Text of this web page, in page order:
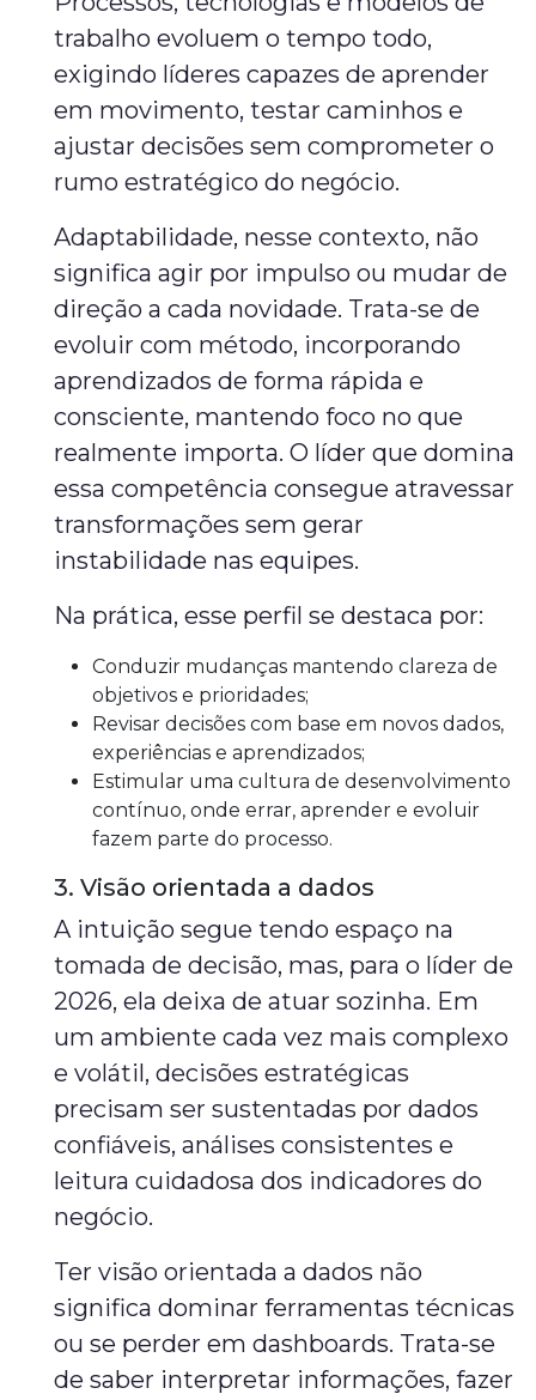
trabalho evoluem o tempo todo,
exigindo líderes capazes de aprender
em movimento, testar caminhos e
ajustar decisões sem comprometer o
rumo estratégico do negócio.
Adaptabilidade, nesse contexto, não
significa agir por impulso ou mudar de
direção a cada novidade. Trata-se de
evoluir com método, incorporando
aprendizados de forma rápida e
consciente, mantendo foco no que
realmente importa. O líder que domina
essa competência consegue atravessar
transformações sem gerar
instabilidade nas equipes.
Na prática, esse perfil se destaca por:
Conduzir mudanças mantendo clareza de
objetivos e prioridades;
Revisar decisões com base em novos dados,
experiências e aprendizados;
Estimular uma cultura de desenvolvimento
contínuo, onde errar, aprender e evoluir
fazem parte do processo.
3. Visão orientada a dados
A intuição segue tendo espaço na
tomada de decisão, mas, para o líder de
2026, ela deixa de atuar sozinha. Em
um ambiente cada vez mais complexo
e volátil, decisões estratégicas
precisam ser sustentadas por dados
confiáveis, análises consistentes e
leitura cuidadosa dos indicadores do
negócio.
Ter visão orientada a dados não
significa dominar ferramentas técnicas
ou se perder em dashboards. Trata-se
de saber interpretar informações, fazer